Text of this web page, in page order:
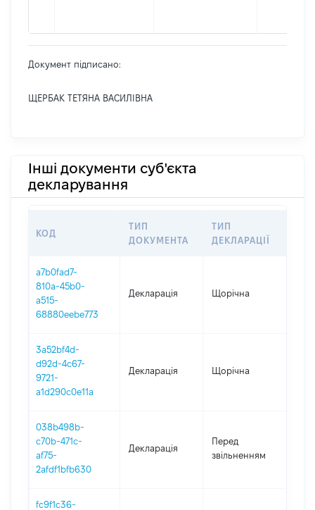
Документ підписано:
ЩЕРБАК ТЕТЯНА ВАСИЛІВНА
Інші документи суб'єкта
декларування
КОД
ТИП
ДОКУМЕНТА
ТИП
ДЕКЛАРАЦІЇ
a7b0fad7-
810a-45b0-
a515-
68880eebe773
Декларація Щорічна
3a52bf4d-
d92d-4c67-
9721-
a1d290c0e11a
Декларація Щорічна
038b498b-
c70b-471c-
af75-
2afdf1bfb630
Декларація
Перед
звільненням
fc9f1c36-